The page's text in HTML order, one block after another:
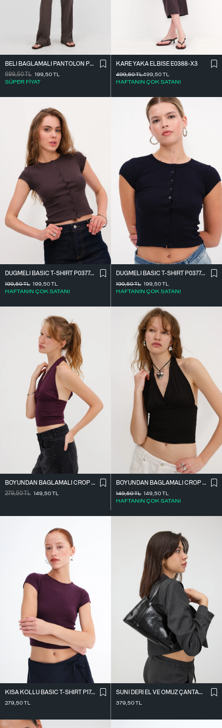
BELI BAĞLAMALI PANTOLON PN7043-PNF
699,50TL 199,50TL
SÜPER FİYAT
KARE YAKA ELBISE E0388-X3
499,50TL
HAFTANIN ÇOK SATANI
499,50TL
DÜĞMELI BASIC T-SHIRT P0377-K12
199,50TL
HAFTANIN ÇOK SATANI
199,50TL
DÜĞMELI BASIC T-SHIRT P0377-K12
199,50TL
HAFTANIN ÇOK SATANI
199,50TL
BOYUNDAN BAĞLAMALI CROP BLUZ B0300-T10
279,50TL 149,50TL
BOYUNDAN BAĞLAMALI CROP BLUZ B0300-T10
149,50TL
HAFTANIN ÇOK SATANI
149,50TL
KISA KOLLU BASIC T-SHIRT P1742-L10
279,50TL
SUNI DERI EL VE OMUZ ÇANTASI Ç09-G11
379,50TL